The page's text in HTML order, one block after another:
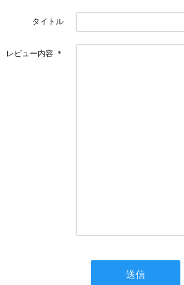
タイトル
レビュー内容 ＊